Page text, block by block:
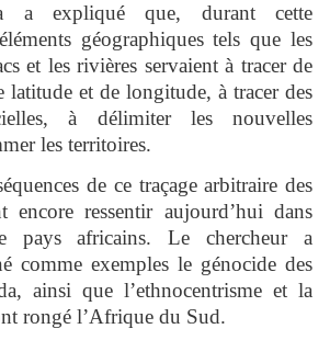
a expliqué que, durant cette
géographiques tels que les
et les rivières servaient à tracer de
latitude et de longitude, à tracer des
à délimiter les nouvelles
les territoires.
de ce traçage arbitraire des
encore ressentir aujourd’hui dans
pays africains. Le chercheur a
comme exemples le génocide des
ainsi que l’ethnocentrisme et la
rongé l’Afrique du Sud.